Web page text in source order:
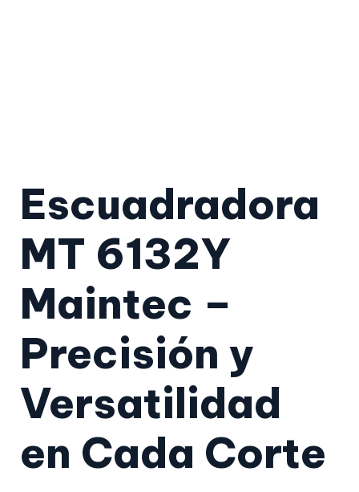
Escuadradora
MT 6132Y
Maintec –
Precisión y
Versatilidad
en Cada Corte